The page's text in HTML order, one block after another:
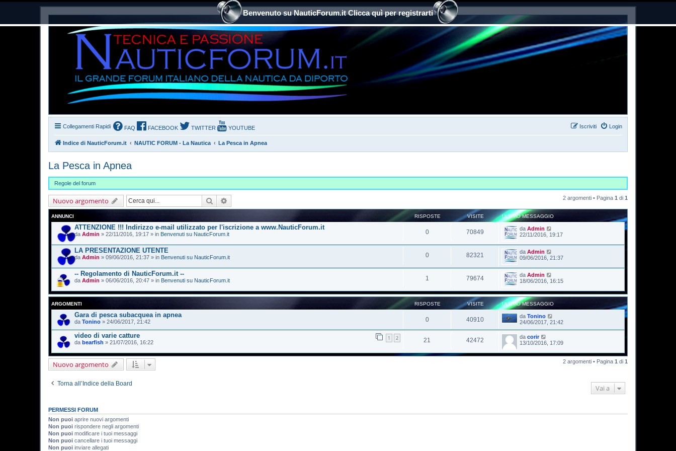
Benvenuto su NauticForum.it Clicca quì per registrarti
Collegamenti Rapidi FAQ FACEBOOK TWITTER YOUTUBE Login
Iscriviti
Indice di NauticForum.it NAUTIC FORUM - La Nautica La Pesca in Apnea
La Pesca in Apnea
Regole del forum
Nuovo argomento Cerca 2 argomenti • Pagina 1 di 1
ANNUNCI RISPOSTE VISITE ULTIMO MESSAGGIO
ATTENZIONE !!! Indirizzo e-mail utilizzato per l'iscrizione a www.NauticForum.it
da Admin » 22/11/2016, 19:17 » in Benvenuti su NauticForum.it 0 70849 da Admin
22/11/2016, 19:17
LA PRESENTAZIONE UTENTE
da Admin » 09/06/2016, 21:37 » in Benvenuti su NauticForum.it 0 82321 da Admin
09/06/2016, 21:37
-- Regolamento di NauticForum.it --
da Admin » 06/06/2016, 20:47 » in Benvenuti su NauticForum.it 1 79674 da Admin
18/06/2016, 16:15
ARGOMENTI RISPOSTE VISITE ULTIMO MESSAGGIO
Gara di pesca subacquea in apnea
da Tonino » 24/06/2017, 21:42 0 40910 da Tonino
24/06/2017, 21:42
video di varie catture
da bearfish » 21/07/2016, 16:22
1 2 21 42472 da corir
13/10/2016, 17:09
Nuovo argomento 2 argomenti • Pagina 1 di 1
Torna all’Indice della Board Vai a
PERMESSI FORUM
Non puoi aprire nuovi argomenti
Non puoi rispondere negli argomenti
Non puoi modificare i tuoi messaggi
Non puoi cancellare i tuoi messaggi
Non puoi inviare allegati